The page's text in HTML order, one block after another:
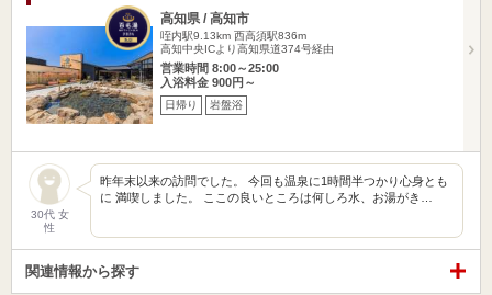
高知県 / 高知市
咥内駅9.13km 西高須駅836m
高知中央ICより高知県道374号経由
営業時間 8:00～25:00
入浴料金 900円～
日帰り 岩盤浴
30代 女
性
昨年末以来の訪問でした。 今回も温泉に1時間半つかり心身とも
に 満喫しました。 ここの良いところは何しろ水、お湯がき…
関連情報から探す